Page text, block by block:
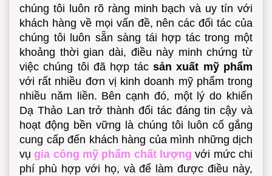
chúng tôi luôn rõ ràng minh bạch và uy tín với
khách hàng về mọi vấn đề, nên các đối tác của
chúng tôi luôn sẵn sàng tái hợp tác trong một
khoảng thời gian dài, điều này minh chứng từ
việc chúng tôi đã hợp tác sản xuất mỹ phẩm
với rất nhiều đơn vị kinh doanh mỹ phẩm trong
nhiều năm liền. Bên cạnh đó, một lý do khiến
Dạ Thảo Lan trở thành đối tác đáng tin cậy và
hoạt động bền vững là chúng tôi luôn cố gắng
cung cấp đến khách hàng của mình những dịch
vụgia công mỹ phẩm chất lượng với mức chi
phí phù hợp với họ, và để làm được điều này,